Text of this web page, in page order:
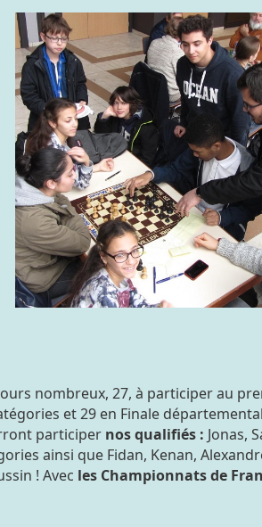
nombreux, 27, à participer au
et 29 en Finale
participer nos qualifiés : Jonas,
ainsi que Fidan, Kenan,
! Avec les Championnats de